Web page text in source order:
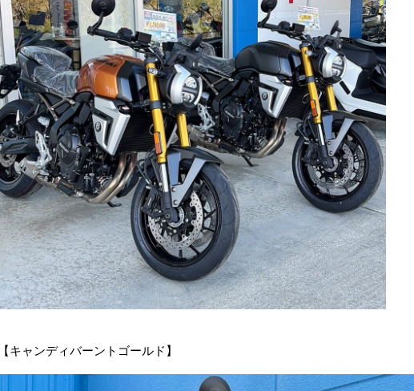
キャンディバーントゴールド】